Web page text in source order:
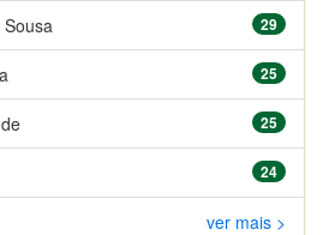
29
25
25
24
ver mais >